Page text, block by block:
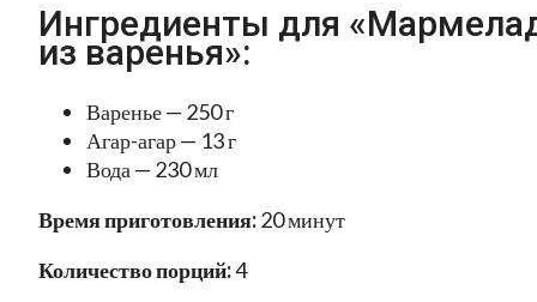
Ингредиенты для
из варенья»:
Варенье — 250 г
Агар-агар — 13 г
Вода — 230 мл
Время приготовления:20 минут
Количество порций:4